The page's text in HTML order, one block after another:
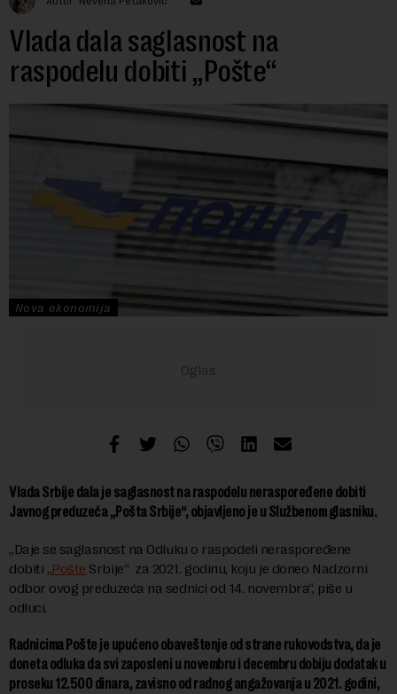
Vlada dala saglasnost na
raspodelu dobiti „Pošte“
Nova ekonomija
Vlada Srbije dala je saglasnost na raspodelu neraspoređene dobiti
Javnog preduzeća „Pošta Srbije“, objavljeno je u Službenom glasniku.
„Daje se saglasnost na Odluku o raspodeli neraspoređene
dobiti „Pošte Srbije“ za 2021. godinu, koju je doneo Nadzorni
odbor ovog preduzeća na sednici od 14. novembra“, piše u
odluci.
Radnicima Pošte je upućeno obaveštenje od strane rukovodstva, da je
doneta odluka da svi zaposleni u novembru i decembru dobiju dodatak u
proseku 12.500 dinara, zavisno od radnog angažovanja u 2021. godini,